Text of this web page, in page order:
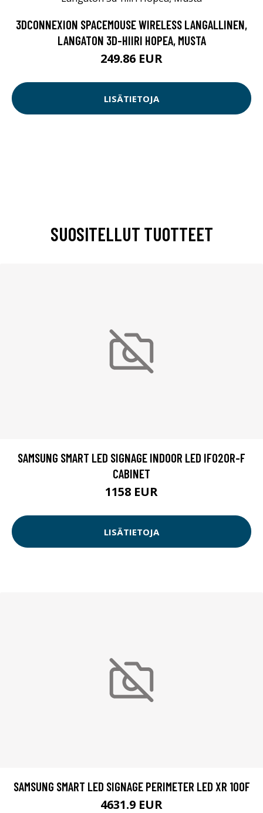
3DCONNEXION SPACEMOUSE WIRELESS LANGALLINEN,
LANGATON 3D-HIIRI HOPEA, MUSTA
249.86 EUR
LISÄTIETOJA
SUOSITELLUT TUOTTEET
SAMSUNG SMART LED SIGNAGE INDOOR LED IF020R-F
CABINET
1158 EUR
LISÄTIETOJA
SAMSUNG SMART LED SIGNAGE PERIMETER LED XR 100F
4631.9 EUR